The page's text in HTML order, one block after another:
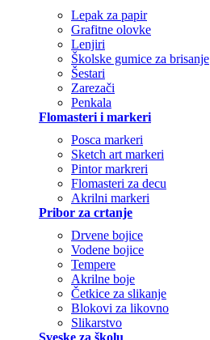
Lepak za papir
Grafitne olovke
Lenjiri
Školske gumice za brisanje
Šestari
Zarezači
Penkala
Flomasteri i markeri
Posca markeri
Sketch art markeri
Pintor markreri
Flomasteri za decu
Akrilni markeri
Pribor za crtanje
Drvene bojice
Vodene bojice
Tempere
Akrilne boje
Četkice za slikanje
Blokovi za likovno
Slikarstvo
Sveske za školu